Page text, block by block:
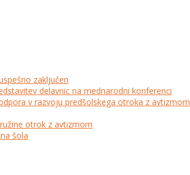
zaključen
delavnic na mednarodni konferenci
v razvoju predšolskega otroka z avtizmom
otrok z avtizmom
šola